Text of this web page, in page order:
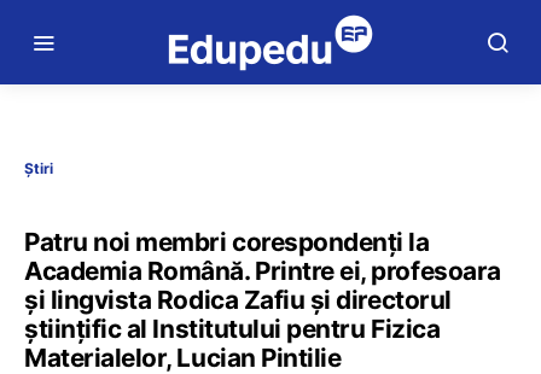
Știri
Patru noi membri corespondenți la
Academia Română. Printre ei, profesoara
și lingvista Rodica Zafiu și directorul
științific al Institutului pentru Fizica
Materialelor, Lucian Pintilie